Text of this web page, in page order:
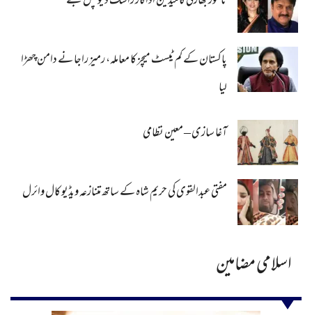
پاکستان کے کم ٹیسٹ میچز کا معاملہ، رمیز راجا نے دامن چھڑا
لیا
آغا سازی – معین نظامی
مفتی عبدالقوی کی حریم شاہ کے ساتھ متنازعہ ویڈیو کال وائرل
اسلامی مضامین